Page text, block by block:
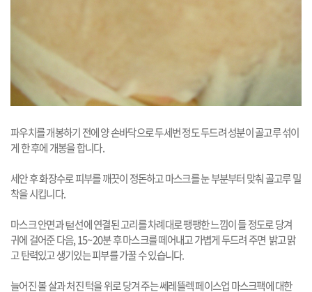
파우치를 개봉하기 전에 양 손바닥으로 두세번 정도 두드려 성분이 골고루 섞이
게 한 후에 개봉을 합니다.
세안 후 화장수로 피부를 깨끗이 정돈하고 마스크를 눈 부분부터 맞춰 골고루 밀
착을 시킵니다.
마스크 안면과 턷선에 연결된 고리를 차례대로 팽팽한 느낌이 들 정도로 당겨
귀에 걸어준 다음, 15~20분 후 마스크를 떼어내고 가볍게 두드려 주면 밝고 맑
고 탄력있고 생기있는 피부를 가꿀 수 있습니다.
늘어진 볼 살과 처진 턱을 위로 당겨 주는 쎄레뜰렉 페이스업 마스크팩에 대한